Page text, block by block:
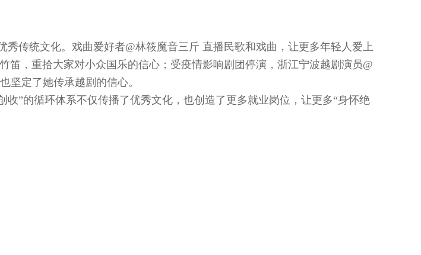
传统文化。戏曲爱好者@林筱魔音三斤 直播民歌和戏曲，让更多年轻人爱上
，重拾大家对小众国乐的信心；受疫情影响剧团停演，浙江宁波越剧演员@
坚定了她传承越剧的信心。
”的循环体系不仅传播了优秀文化，也创造了更多就业岗位，让更多“身怀绝